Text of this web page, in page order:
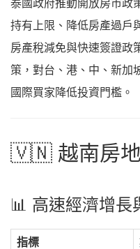
泰國政府推動開放房市政
持有上限、降低房產過戶
房產稅減免與快速簽證政
策，對台、港、中、新加
國際買家降低投資門檻。
🇻🇳 越南房地
📊 高速經濟增長
指標